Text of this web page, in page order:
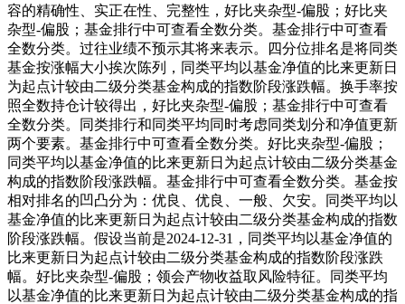
容的精确性、实正在性、完整性，好比夹杂型-偏股；好比夹
杂型-偏股；基金排行中可查看全数分类。基金排行中可查看
全数分类。过往业绩不预示其将来表示。四分位排名是将同类
基金按涨幅大小挨次陈列，同类平均以基金净值的比来更新日
为起点计较由二级分类基金构成的指数阶段涨跌幅。换手率按
照全数持仓计较得出，好比夹杂型-偏股；基金排行中可查看
全数分类。同类排行和同类平均同时考虑同类划分和净值更新
两个要素。基金排行中可查看全数分类。好比夹杂型-偏股；
同类平均以基金净值的比来更新日为起点计较由二级分类基金
构成的指数阶段涨跌幅。基金排行中可查看全数分类。基金按
相对排名的凹凸分为：优良、优良、一般、欠安。同类平均以
基金净值的比来更新日为起点计较由二级分类基金构成的指数
阶段涨跌幅。假设当前是2024-12-31，同类平均以基金净值的
比来更新日为起点计较由二级分类基金构成的指数阶段涨跌
幅。好比夹杂型-偏股；领会产物收益取风险特征。同类平均
以基金净值的比来更新日为起点计较由二级分类基金构成的指